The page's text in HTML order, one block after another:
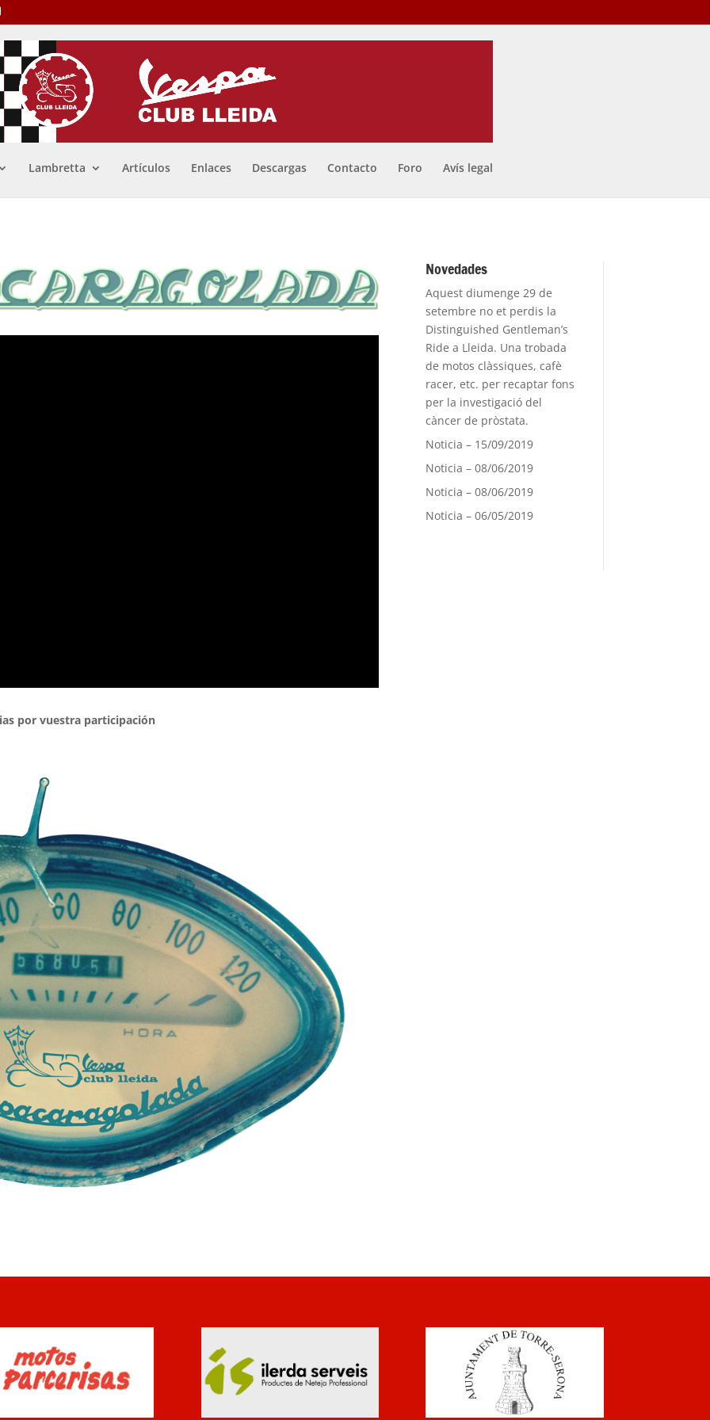
Lambretta Artículos Enlaces Descargas Contacto Foro Avís legal
por vuestra participación
Novedades
Aquest diumenge 29 de
setembre no et perdis la
Distinguished Gentleman’s
Ride a Lleida. Una trobada
de motos clàssiques, cafè
racer, etc. per recaptar fons
per la investigació del
càncer de pròstata.
Noticia – 15/09/2019
Noticia – 08/06/2019
Noticia – 08/06/2019
Noticia – 06/05/2019